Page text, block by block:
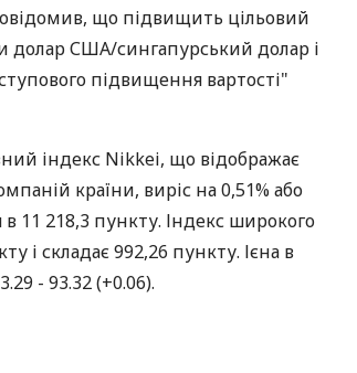
що підвищить цільовий
долар США/сингапурський долар і
підвищення вартості"
індекс Nikkei, що відображає
країни, виріс на 0,51% або
11 218,3 пункту. Індекс широкого
і складає 992,26 пункту. Ієна в
- 93.32 (+0.06).